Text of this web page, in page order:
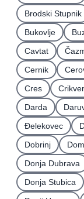
Brodski Stupnik
Bukovlje
Cavtat
Cernik
Cres
Darda
Ðelekovec
Dobrinj
Donja Dubrava
Donja Stubica